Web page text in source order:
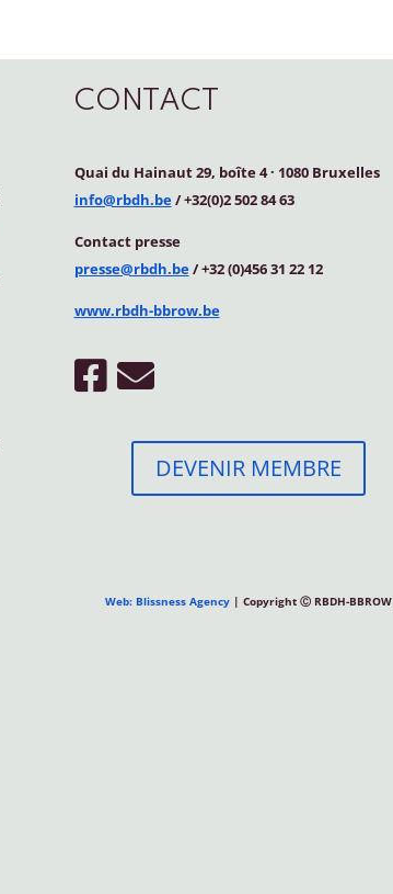
CONTACT
Quai du Hainaut 29, boîte 4· 1080 Bruxelles
info@rbdh.be/ +32(0)2 502 84 63
Contact presse
presse@rbdh.be/ +32 (0)456 31 22 12
www.rbdh-bbrow.be
DEVENIR MEMBRE
Web: Blissness Agency | Copyright Ⓒ RBDH-BBROW